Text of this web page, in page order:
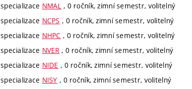
specializace NMAL , 0 ročník, zimní semestr, volitelný
specializace NCPS , 0 ročník, zimní semestr, volitelný
specializace NHPC , 0 ročník, zimní semestr, volitelný
specializace NVER , 0 ročník, zimní semestr, volitelný
specializace NIDE , 0 ročník, zimní semestr, volitelný
specializace NISY , 0 ročník, zimní semestr, volitelný